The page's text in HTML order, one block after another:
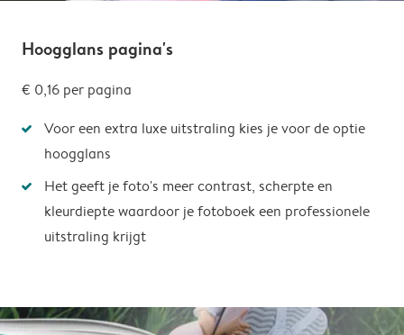
Hoogglans pagina's
€ 0,16 per pagina
Voor een extra luxe uitstraling kies je voor de optie
hoogglans
Het geeft je foto's meer contrast, scherpte en
kleurdiepte waardoor je fotoboek een professionele
uitstraling krijgt